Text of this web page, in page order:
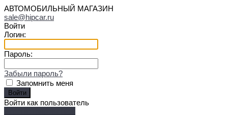
АВТОМОБИЛЬНЫЙ МАГАЗИН
sale@hipcar.ru
Войти
Логин:
Пароль:
Забыли пароль?
Запомнить меня
Войти как пользователь